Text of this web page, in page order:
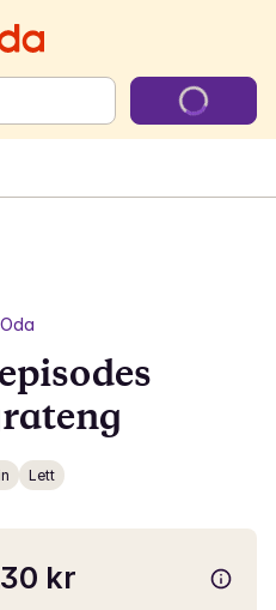
Oda
Lett
kr